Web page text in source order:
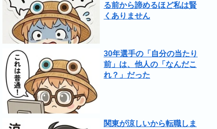
る前から諦めるほど私は賢
くありません
30年選手の「自分の当たり
前」は、他人の「なんだこ
れ？」だった
関東が涼しいから転職しま